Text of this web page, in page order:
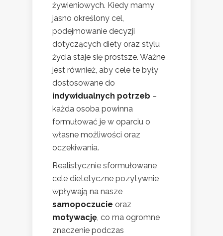
żywieniowych. Kiedy mamy
jasno określony cel,
podejmowanie decyzji
dotyczących diety oraz stylu
życia staje się prostsze. Ważne
jest również, aby cele te były
dostosowane do
indywidualnych potrzeb –
każda osoba powinna
formułować je w oparciu o
własne możliwości oraz
oczekiwania.
Realistycznie sformułowane
cele dietetyczne pozytywnie
wpływają na nasze
samopoczucie oraz
motywację, co ma ogromne
znaczenie podczas